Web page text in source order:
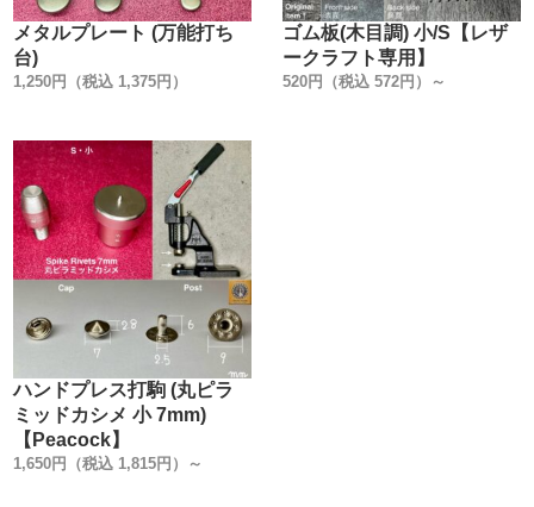
す。
・
【販売方法】
②大袋販売 (①よりお買い得です)
③箱販売 (②より更にお買い得です)
用途に合わせてお選び下さい。
・
【製造国】
金具は全て安全性・信頼性の高い【日本製】です。
・
【足の長さの別注品】
箱単位になりますが、ご注文を承っております。
金具をカートに入れ、【備考欄】にご希望の足の長さや、
お持ちの情報を入力してメールして下さい。
お見積もりのメールを返信致します。
メタルプレート (万能打ち
台)
1,250円（税込 1,375円）
ゴム板(木目調) 小/S【レザ
ークラフト専用】
520円（税込 572円）～
ハンドプレス打駒 (丸ピラ
ミッドカシメ 小 7mm)
【Peacock】
1,650円（税込 1,815円）～